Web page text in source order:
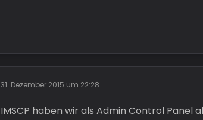
31. Dezember 2015 um 22:28
IMSCP haben wir als Admin Control Panel